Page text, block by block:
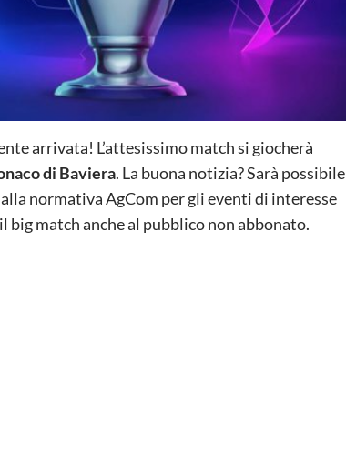
arrivata! L’attesissimo match si giocherà
di Baviera. La buona notizia? Sarà possibile
normativa AgCom per gli eventi di interesse
match anche al pubblico non abbonato.